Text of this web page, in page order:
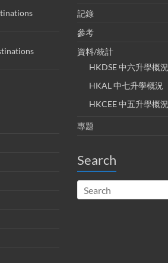
記錄
參考
資料/統計
HKDSE 中六升學概況
HKAL 中七升學概況
HKCEE 中五升學概況
專題
Search